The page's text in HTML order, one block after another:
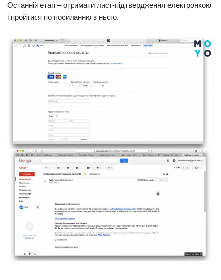
Останній етап – отримати лист-підтвердження електронкою
і пройтися по посиланню з нього.